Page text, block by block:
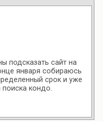
подсказать сайт на
января собираюсь
срок и уже
кондо.